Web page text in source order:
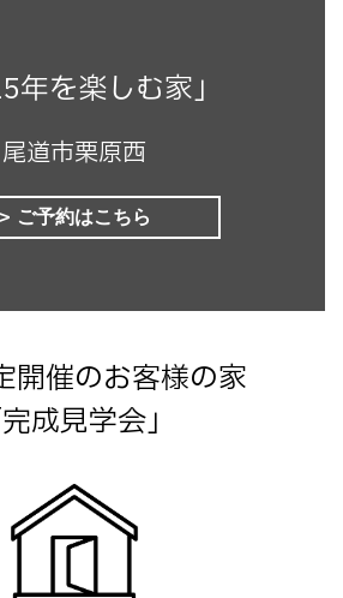
年を楽しむ家」
尾道市栗原西
ご予約はこちら
開催のお客様の家
完成見学会」